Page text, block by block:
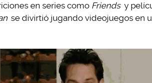
en series como Friends y
se divirtió jugando videojuegos en